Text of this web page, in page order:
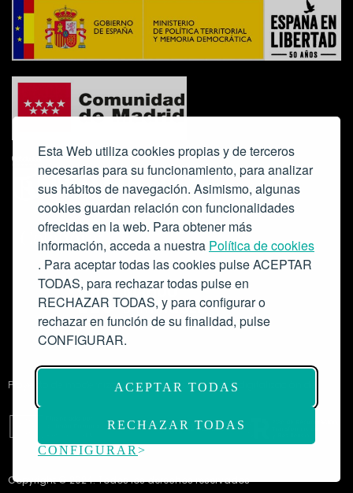
Esta Web utiliza cookies propias y de terceros
necesarias para su funcionamiento, para analizar
sus hábitos de navegación. Asimismo, algunas
cookies guardan relación con funcionalidades
ofrecidas en la web. Para obtener más
información, acceda a nuestra Política de cookies
. Para aceptar todas las cookies pulse ACEPTAR
TODAS, para rechazar todas pulse en
RECHAZAR TODAS, y para configurar o
rechazar en función de su finalidad, pulse
CONFIGURAR.
ACEPTAR TODAS
RECHAZAR TODAS
CONFIGURAR
Colabora:
Proyecto de modernización de infraestructuras y digitalización del
Salón de Actos del Ateneo de Madrid como espacio escénico-musical.
Subvención: 175.000€
Copyright © 2024. Todos los derechos reservados